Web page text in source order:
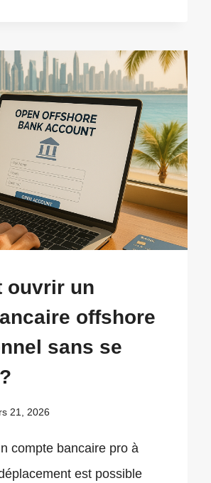
ouvrir un
offshore
sans se
21, 2026
compte bancaire pro à
est possible